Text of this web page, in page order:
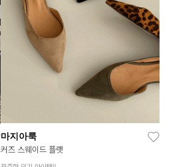
마지아룩
커즈 스웨이드 플랫